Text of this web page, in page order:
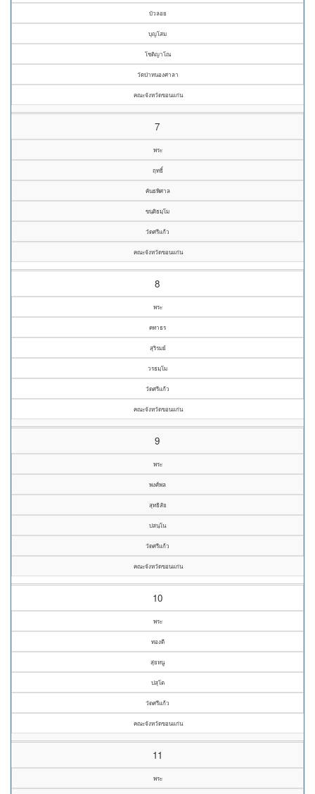
บัวลอย
บุญโสม
โชติญาโณ
วัดป่าหนองศาลา
คณะจังหวัดขอนแก่น
7
พระ
ฤทธิ์
คันธพิศาล
ขนฺติธมฺโม
วัดศรีแก้ว
คณะจังหวัดขอนแก่น
8
พระ
คทาธร
สุริรมย์
วรธมฺโม
วัดศรีแก้ว
คณะจังหวัดขอนแก่น
9
พระ
พงศ์พล
สุทธิสัย
ปสนฺโน
วัดศรีแก้ว
คณะจังหวัดขอนแก่น
10
พระ
ทองดี
สุ่ยหนู
ปสุโต
วัดศรีแก้ว
คณะจังหวัดขอนแก่น
11
พระ